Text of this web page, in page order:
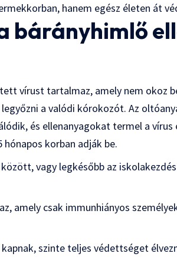
hanem egész életen át
bárányhimlő
vírust tartalmaz, amely nem okoz
a valódi kórokozót. Az
és ellenanyagokat termel a vírus
korban adják be.
vagy legkésőbb az
amely csak immunhiányos
szinte teljes védettséget